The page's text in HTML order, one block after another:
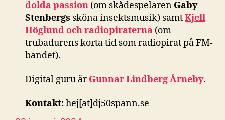
dolda passion (om skådespelaren Gaby
Stenbergs sköna insektsmusik) samtKjell
Höglund och radiopiraterna (om
trubadurens korta tid som radiopirat på FM-
bandet).
Digital guru ärGunnar Lindberg Årneby.
Kontakt:hej[at]dj50spann.se